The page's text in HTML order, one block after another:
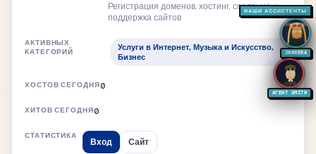
Регистрация доменов, хостинг, создание и
поддержка сайтов
Услуги в Интернет, Музыка и Искусство,
Бизнес
0
0
Вход Сайт
НАШИ АССИСТЕНТЫ
JANGERA
АГЕНТ SMITH